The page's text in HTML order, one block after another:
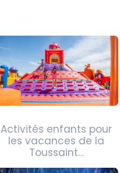
Activités enfants pour
les vacances de la
Toussaint…